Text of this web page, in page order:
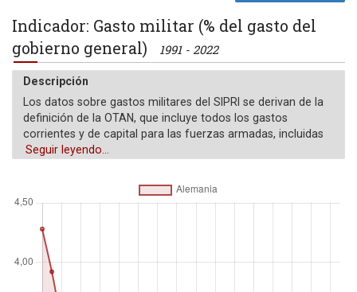
Indicador: Gasto militar (% del gasto del
gobierno general)
1991 - 2022
Descripción
Los datos sobre gastos militares del SIPRI se derivan de la
definición de la OTAN, que incluye todos los gastos
corrientes y de capital para las fuerzas armadas, incluidas
las fuerzas de mantenimiento de la paz; los ministerios de
proyectos de defensa; las fuerzas paramilitares, si se
considera que están entrenadas y equipadas para
Estos gastos incluyen personal militar y civil, incluidas las
pensiones de jubilación del personal militar y los servicios
sociales para el personal; operación y mantenimiento;
aprovisionamiento; investigación y desarrollo militar; y
Seguir leyendo...